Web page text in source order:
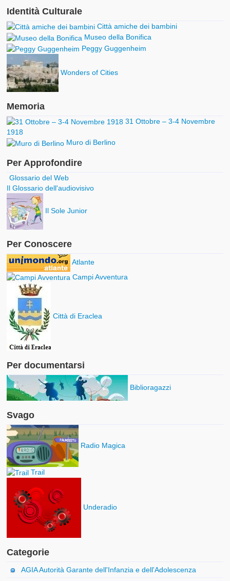
Identità Culturale
Città amiche dei bambini
Museo della Bonifica
Peggy Guggenheim
Wonders of Cities
Memoria
31 Ottobre – 3-4 Novembre
1918
Muro di Berlino
Per Approfondire
Glossario del Web
Il Glossario dell'audiovisivo
Il Sole Junior
Per Conoscere
Atlante
Campi Avventura
Città di Eraclea
Per documentarsi
Biblioragazzi
Svago
Radio Magica
Trail
Underadio
Categorie
AGIA Autorità Garante dell'Infanzia e dell'Adolescenza